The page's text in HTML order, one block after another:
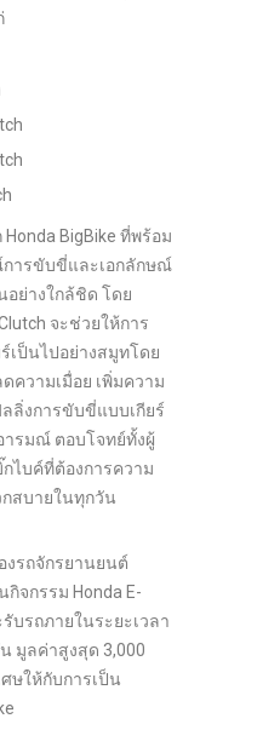
BigBike ที่พร้อม
ารขับขี่และเอกลักษณ์
อย่างใกล้ชิด โดย
จะช่วยให้การ
เป็นไปอย่างสมูทโดย
ความเมื่อย เพิ่มความ
ลิ่งการขับขี่แบบเกียร์
ารมณ์ ตอบโจทย์ทั้งผู้
ไบค์ที่ต้องการความ
สบายในทุกวัน
งรถจักรยานยนต์
กิจกรรม Honda E-
บรถภายในระยะเวลา
มูลค่าสูงสุด 3,000
ษให้กับการเป็น